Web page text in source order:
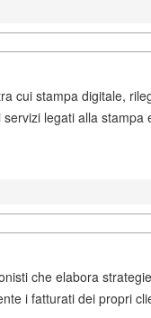
cui stampa digitale,
legati alla stampa
che elabora
i fatturati dei propri